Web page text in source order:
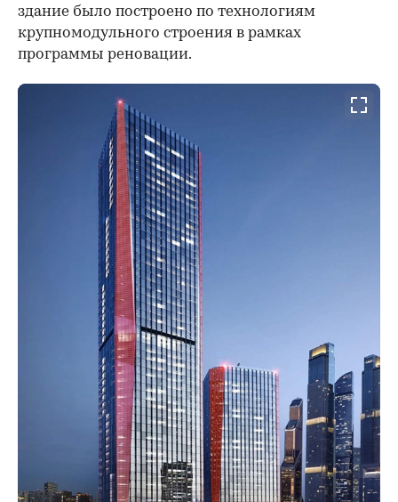
здание было построено по технологиям
крупномодульного строения в рамках
программы реновации.